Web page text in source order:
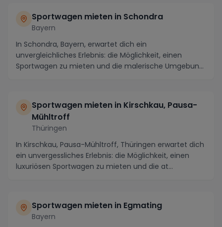
Sportwagen mieten in Schondra
Bayern
In Schondra, Bayern, erwartet dich ein
unvergleichliches Erlebnis: die Möglichkeit, einen
Sportwagen zu mieten und die malerische Umgebung
Sportwagen mieten in Kirschkau, Pausa-
Mühltroff
Thüringen
In Kirschkau, Pausa-Mühltroff, Thüringen erwartet dich
ein unvergessliches Erlebnis: die Möglichkeit, einen
luxuriösen Sportwagen zu mieten und die at...
Sportwagen mieten in Egmating
Bayern